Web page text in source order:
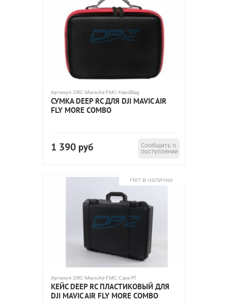
Артикул: DRC-MavicAir-FMC-HandBag
СУМКА DEEP RC ДЛЯ DJI MAVIC AIR
FLY MORE COMBO
1 390 руб
Сообщить о
поступлении
Нет в наличии
Артикул: DRC-MavicAir-FMC-Case-Pl
КЕЙС DEEP RC ПЛАСТИКОВЫЙ ДЛЯ
DJI MAVIC AIR FLY MORE COMBO